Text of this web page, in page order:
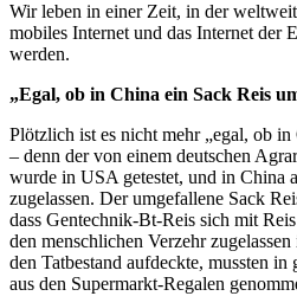
Wir leben in einer Zeit, in der
mobiles Internet und das Internet der
werden.
„Egal, ob in China ein Sack Reis
Plötzlich ist es nicht mehr „egal, ob
– denn der von einem deutschen
wurde in USA getestet, und in China
zugelassen. Der umgefallene Sack
dass Gentechnik-Bt-Reis sich mit
den menschlichen Verzehr
den Tatbestand aufdeckte, mussten
aus den Supermarkt-Regalen